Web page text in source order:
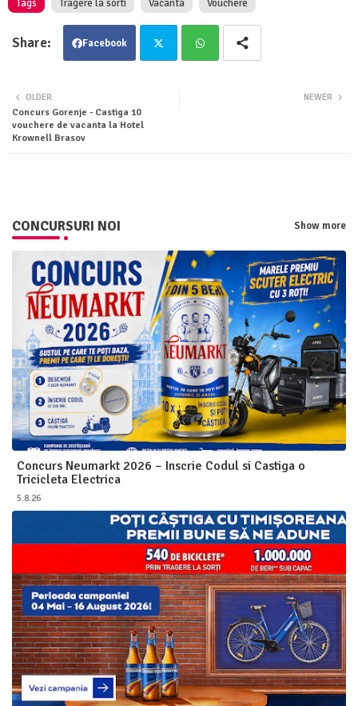
Tags Tragere la sorti Vacanta Vouchere
Facebook
NEWER
OLDER
Concurs Gorenje - Castiga 10
vouchere de vacanta la Hotel
Krownell Brasov
CONCURSURI NOI Show more
Concurs Neumarkt 2026 – Inscrie Codul si Castiga o
Tricicleta Electrica
5.8.26